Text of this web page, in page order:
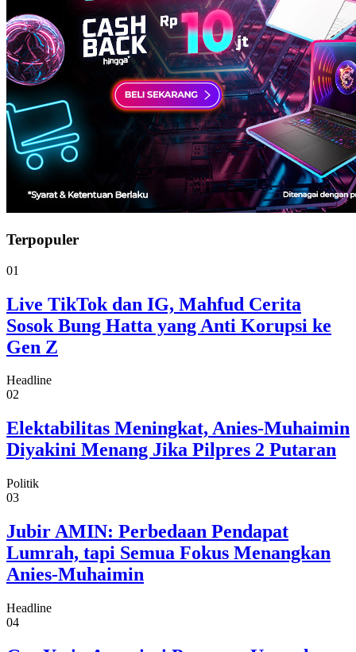
Terpopuler
01
Live TikTok dan IG, Mahfud Cerita
Sosok Bung Hatta yang Anti Korupsi ke
Gen Z
Headline
02
Elektabilitas Meningkat, Anies-Muhaimin
Diyakini Menang Jika Pilpres 2 Putaran
Politik
03
Jubir AMIN: Perbedaan Pendapat
Lumrah, tapi Semua Fokus Menangkan
Anies-Muhaimin
Headline
04